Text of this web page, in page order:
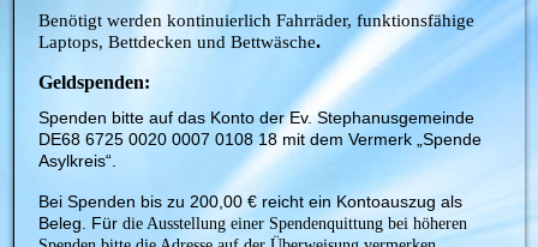
Benötigt werden kontinuierlich Fahrräder, funktionsfähige
Laptops, Bettdecken und Bettwäsche.
Geldspenden:
Spenden bitte auf das Konto der Ev. Stephanusgemeinde
DE68 6725 0020 0007 0108 18 mit dem Vermerk „Spende
Asylkreis“.
Bei Spenden bis zu 200,00 € reicht ein Kontoauszug als
Beleg. Fürdie Ausstellung einer Spendenquittung bei höheren